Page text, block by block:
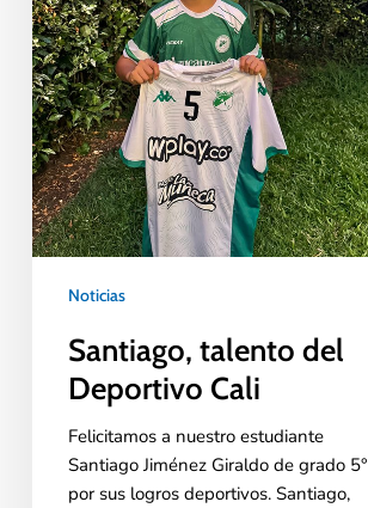
Noticias
Santiago, talento del
Deportivo Cali
Felicitamos a nuestro estudiante
Santiago Jiménez Giraldo de grado 5°
por sus logros deportivos. Santiago,